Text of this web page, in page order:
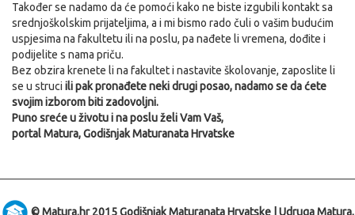
Također se nadamo da će pomoći kako ne biste izgubili kontakt sa
srednjoškolskim prijateljima, a i mi bismo rado čuli o vašim budućim
uspjesima na fakultetu ili na poslu, pa nađete li vremena, dođite i
podijelite s nama priču.
Bez obzira krenete li na fakultet i nastavite školovanje, zaposlite li
se u struci ili pak pronađete neki drugi posao, nadamo se da ćete
svojim izborom biti zadovoljni.
Puno sreće u životu i na poslu želi Vam Vaš,
portal Matura, Godišnjak Maturanata Hrvatske
© Matura.hr 2015 Godišnjak Maturanata Hrvatske | Udruga Matura,